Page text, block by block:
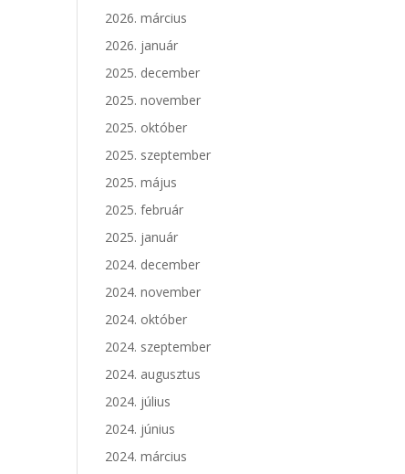
2026. március
2026. január
2025. december
2025. november
2025. október
2025. szeptember
2025. május
2025. február
2025. január
2024. december
2024. november
2024. október
2024. szeptember
2024. augusztus
2024. július
2024. június
2024. március